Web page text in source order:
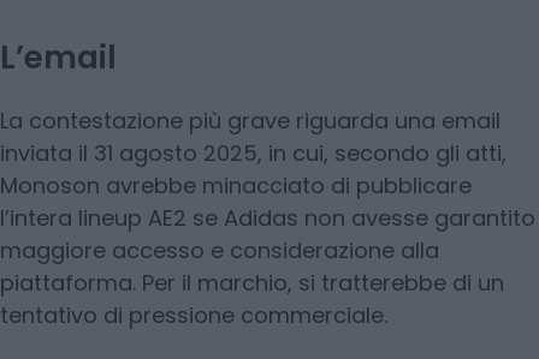
L’email
La contestazione più grave riguarda una email
inviata il 31 agosto 2025, in cui, secondo gli atti,
Monoson avrebbe minacciato di pubblicare
l’intera lineup AE2 se Adidas non avesse garantito
maggiore accesso e considerazione alla
piattaforma. Per il marchio, si tratterebbe di un
tentativo di pressione commerciale.